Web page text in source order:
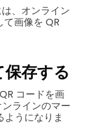
、オンライン
画像を QR
存する
コードを画
ラインのマー
うになりま